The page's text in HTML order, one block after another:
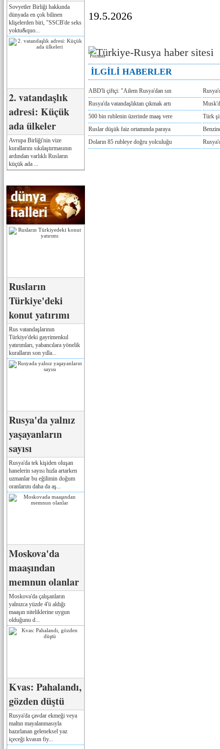
Sovyetler Birliği hakkında
dünyada en çok bilinen
klişelerden biri, "SSCB'de seks
yoktu&quo...
2. vatandaşlık
adresi: Küçük
ada ülkeler
Avrupa Birliği'nin vize
kurallarını sıkılaştırmasının
ardından varlıklı Rusların
küçük ada ...
Rusların
Türkiye'deki
konut yatırımı
Rus vatandaşlarının
Türkiye'deki gayrimenkul
yatırımları, yabancılara yönelik
kuralların son yılla...
Rusya'da yalnız
yaşayanların
sayısı
Rusya'da tek kişiden oluşan
hanelerin sayısı hızla artarken
uzmanlar bu eğilimin doğum
oranlarını daha da aş...
Moskova'da
maaşından
memnun olanlar
Moskova'da çalışanların
yalnızca yüzde 4'ü aldığı
maaşın niteliklerine uygun
olduğunu d...
Kvas: Pahalandı,
gözden düştü
Rusya'da çavdar ekmeği veya
maltın mayalanmasıyla
hazırlanan geleneksel yaz
içeceği kvasın fiy...
19.5.2026
Реклама
İLGİLİ HABERLER
ABD'li çiftçi: "Ailem Rusya'dan sın
Rusya'da vatandaşlıktan çıkmak artı
500 bin rublenin üzerinde maaş vere
Türk
Ruslar düşük faiz ortamında paraya
Doların 85 rubleye doğru yolculuğu